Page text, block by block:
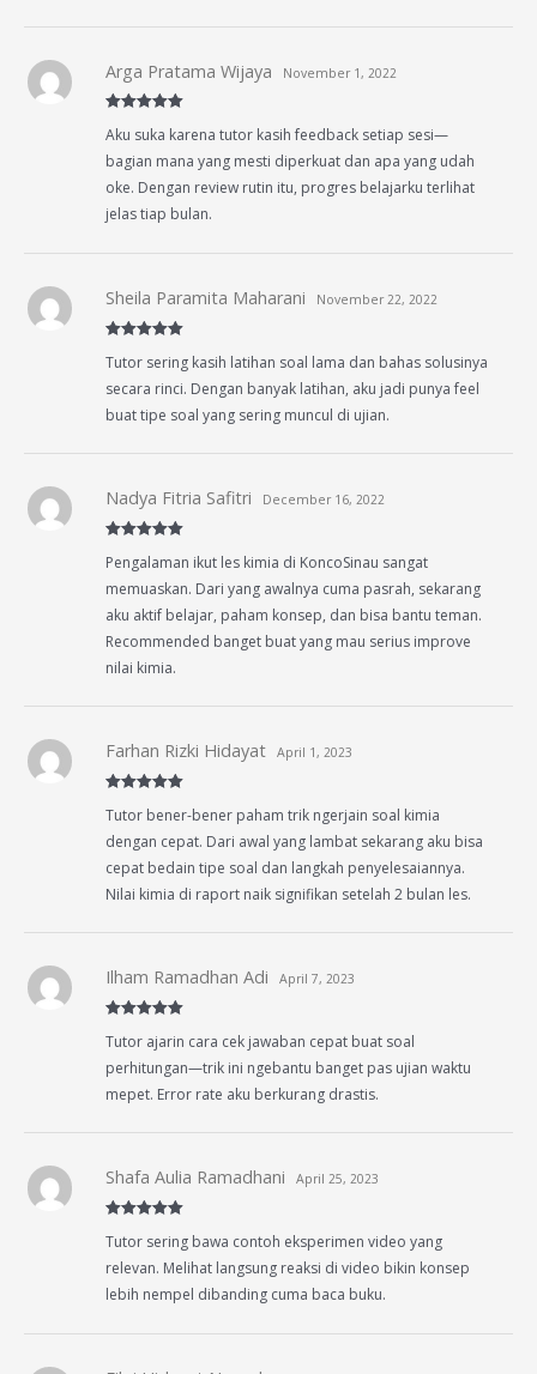
of 5
Arga Pratama Wijaya November 1, 2022
Aku suka karena tutor kasih feedback setiap sesi—
bagian mana yang mesti diperkuat dan apa yang udah
oke. Dengan review rutin itu, progres belajarku terlihat
jelas tiap bulan.
of 5
Sheila Paramita Maharani November 22, 2022
Tutor sering kasih latihan soal lama dan bahas solusinya
secara rinci. Dengan banyak latihan, aku jadi punya feel
buat tipe soal yang sering muncul di ujian.
of 5
Nadya Fitria Safitri December 16, 2022
Pengalaman ikut les kimia di KoncoSinau sangat
memuaskan. Dari yang awalnya cuma pasrah, sekarang
aku aktif belajar, paham konsep, dan bisa bantu teman.
Recommended banget buat yang mau serius improve
nilai kimia.
of 5
Farhan Rizki Hidayat April 1, 2023
Tutor bener-bener paham trik ngerjain soal kimia
dengan cepat. Dari awal yang lambat sekarang aku bisa
cepat bedain tipe soal dan langkah penyelesaiannya.
Nilai kimia di raport naik signifikan setelah 2 bulan les.
of 5
Ilham Ramadhan Adi April 7, 2023
Tutor ajarin cara cek jawaban cepat buat soal
perhitungan—trik ini ngebantu banget pas ujian waktu
mepet. Error rate aku berkurang drastis.
of 5
Shafa Aulia Ramadhani April 25, 2023
Tutor sering bawa contoh eksperimen video yang
relevan. Melihat langsung reaksi di video bikin konsep
lebih nempel dibanding cuma baca buku.